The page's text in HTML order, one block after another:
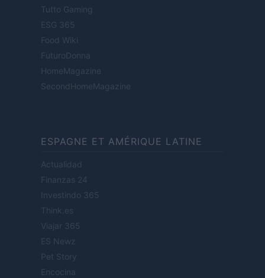
Tutto Gaming
ESG 365
Food Wiki
FuturoDonna
HomeMagazine
SecondHomeMagazine
ESPAGNE ET AMÉRIQUE LATINE
Actualidad
Finanzas 24
Investindo 365
Think.es
Viajar 365
ES Newz
Pet Story
Encocina